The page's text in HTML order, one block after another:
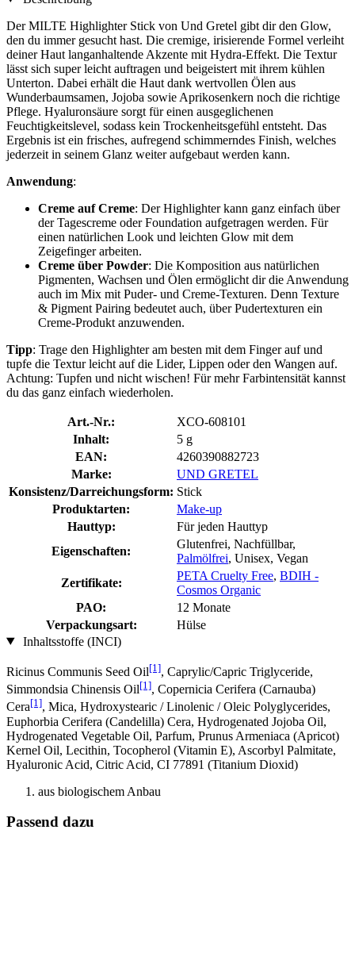
Der MILTE Highlighter Stick von Und Gretel gibt dir den Glow,
den du immer gesucht hast. Die cremige, irisierende Formel verleiht
deiner Haut langanhaltende Akzente mit Hydra-Effekt. Die Textur
lässt sich super leicht auftragen und beigeistert mit ihrem kühlen
Unterton. Dabei erhält die Haut dank wertvollen Ölen aus
Wunderbaumsamen, Jojoba sowie Aprikosenkern noch die richtige
Pflege. Hyaluronsäure sorgt für einen ausgeglichenen
Feuchtigkeitslevel, sodass kein Trockenheitsgefühl entsteht. Das
Ergebnis ist ein frisches, aufregend schimmerndes Finish, welches
jederzeit in seinem Glanz weiter aufgebaut werden kann.
Anwendung:
Creme auf Creme: Der Highlighter kann ganz einfach über
der Tagescreme oder Foundation aufgetragen werden. Für
einen natürlichen Look und leichten Glow mit dem
Zeigefinger arbeiten.
Creme über Powder: Die Komposition aus natürlichen
Pigmenten, Wachsen und Ölen ermöglicht dir die Anwendung
auch im Mix mit Puder- und Creme-Texturen. Denn Texture
& Pigment Pairing bedeutet auch, über Pudertexturen ein
Creme-Produkt anzuwenden.
Tipp: Trage den Highlighter am besten mit dem Finger auf und
tupfe die Textur leicht auf die Lider, Lippen oder den Wangen auf.
Achtung: Tupfen und nicht wischen! Für mehr Farbintensität kannst
du das ganz einfach wiederholen.
Art.-Nr.:
XCO-608101
Inhalt:
5 g
EAN:
4260390882723
Marke:
UND GRETEL
Konsistenz/Darreichungsform: Stick
Produktarten:
Make-up
Hauttyp:
Für jeden Hauttyp
Eigenschaften:
Glutenfrei, Nachfüllbar,
Palmölfrei, Unisex, Vegan
Zertifikate:
PETA Cruelty Free, BDIH -
Cosmos Organic
PAO:
12 Monate
Verpackungsart:
Hülse
Inhaltsstoffe (INCI)
Ricinus Communis Seed Oil[1], Caprylic/Capric Triglyceride,
Simmondsia Chinensis Oil[1], Copernicia Cerifera (Carnauba)
Cera[1], Mica, Hydroxystearic / Linolenic / Oleic Polyglycerides,
Euphorbia Cerifera (Candelilla) Cera, Hydrogenated Jojoba Oil,
Hydrogenated Vegetable Oil, Parfum, Prunus Armeniaca (Apricot)
Kernel Oil, Lecithin, Tocopherol (Vitamin E), Ascorbyl Palmitate,
Hyaluronic Acid, Citric Acid, CI 77891 (Titanium Dioxid)
aus biologischem Anbau
Passend dazu